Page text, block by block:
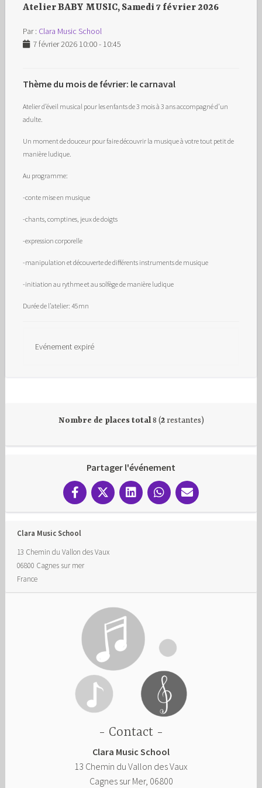
Atelier BABY MUSIC, Samedi 7 février 2026
Par : Clara Music School
7 février 2026 10:00 - 10:45
Thème du mois de février: le carnaval
Atelier d’éveil musical pour les enfants de 3 mois à 3 ans accompagné d’un
adulte.
Un moment de douceur pour faire découvrir la musique à votre tout petit de
manière ludique.
Au programme:
-conte mise en musique
-chants, comptines, jeux de doigts
-expression corporelle
-manipulation et découverte de différents instruments de musique
-initiation au rythme et au solfège de manière ludique
Durée de l’atelier: 45mn
Evénement expiré
Nombre de places total8 (2restantes)
Partager l'événement
Clara Music School
13 Chemin du Vallon des Vaux
06800 Cagnes sur mer
France
Contact
Clara Music School
13 Chemin du Vallon des Vaux
Cagnes sur Mer, 06800